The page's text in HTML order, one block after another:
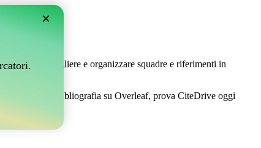
di raccogliere e organizzare squadre e riferimenti in
la tua bibliografia su Overleaf, prova CiteDrive oggi
×